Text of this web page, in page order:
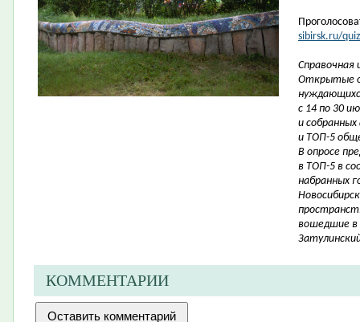
sibirsk.ru/
Справочная
Открытые
с 14 по 30
и
и ТОП-5
В опросе
в ТОП-5 в
набранных
вошедшие в
КОММЕНТАРИИ